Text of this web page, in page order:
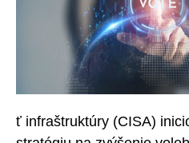
ť infraštruktúry (CISA)